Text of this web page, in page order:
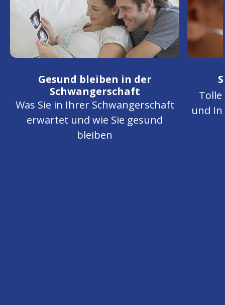
Gesund bleiben in der
Schwangerschaft
Was Sie in Ihrer Schwangerschaft
erwartet und wie Sie gesund
bleiben
und